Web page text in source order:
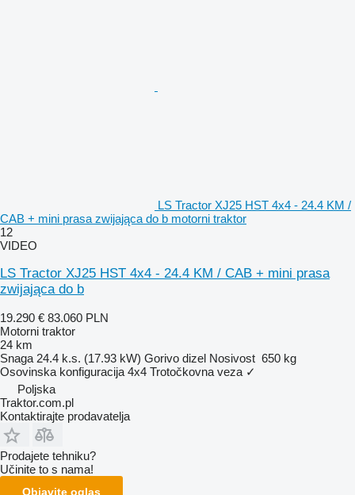
LS Tractor XJ25 HST 4x4 - 24.4 KM /
CAB + mini prasa zwijająca do b motorni traktor
12
VIDEO
LS Tractor XJ25 HST 4x4 - 24.4 KM / CAB + mini prasa
zwijająca do b
19.290 € 83.060 PLN
Motorni traktor
24 km
Snaga 24.4 k.s. (17.93 kW) Gorivo dizel Nosivost 650 kg
Osovinska konfiguracija 4x4 Trotočkovna veza ✓
Poljska
Traktor.com.pl
Kontaktirajte prodavatelja
Prodajete tehniku?
Učinite to s nama!
Objavite oglas